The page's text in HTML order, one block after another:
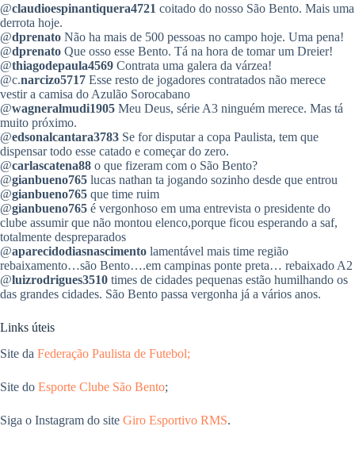
@claudioespinantiquera4721 coitado do nosso São Bento. Mais uma
derrota hoje.
@dprenato Não ha mais de 500 pessoas no campo hoje. Uma pena!
@dprenato Que osso esse Bento. Tá na hora de tomar um Dreier!
@thiagodepaula4569 Contrata uma galera da várzea!
@c.narcizo5717 Esse resto de jogadores contratados não merece
vestir a camisa do Azulão Sorocabano
@wagneralmudi1905 Meu Deus, série A3 ninguém merece. Mas tá
muito próximo.
@edsonalcantara3783 Se for disputar a copa Paulista, tem que
dispensar todo esse catado e começar do zero.
@carlascatena88 o que fizeram com o São Bento?
@gianbueno765 lucas nathan ta jogando sozinho desde que entrou
@gianbueno765 que time ruim
@gianbueno765 é vergonhoso em uma entrevista o presidente do
clube assumir que não montou elenco,porque ficou esperando a saf,
totalmente despreparados
@aparecidodiasnascimento lamentável mais time região
rebaixamento…são Bento….em campinas ponte preta… rebaixado A2
@luizrodrigues3510 times de cidades pequenas estão humilhando os
das grandes cidades. São Bento passa vergonha já a vários anos.
Links úteis
Site da Federação Paulista de Futebol;
Site do Esporte Clube São Bento;
Siga o Instagram do site Giro Esportivo RMS.